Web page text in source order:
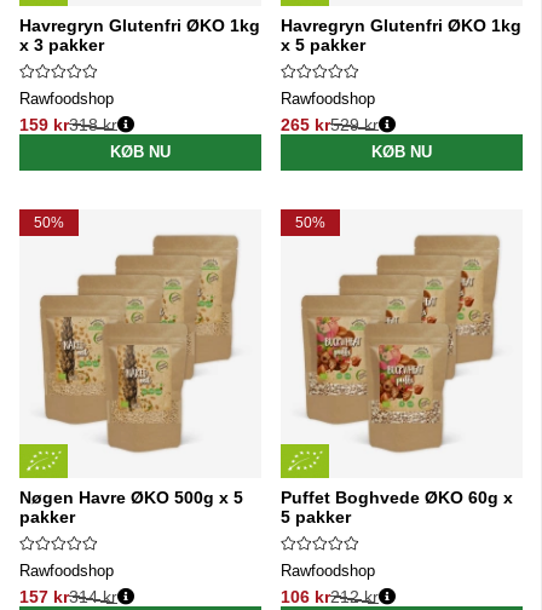
Havregryn Glutenfri ØKO 1kg
x 3 pakker
Rawfoodshop
159 kr
Normalpris:
318 kr
KØB NU
Havregryn Glutenfri ØKO 1kg
x 5 pakker
Rawfoodshop
265 kr
Normalpris:
529 kr
KØB NU
50%
Nøgen Havre ØKO 500g x 5
pakker
Rawfoodshop
157 kr314 kr
50%
Puffet Boghvede ØKO 60g x
5 pakker
Rawfoodshop
106 kr212 kr